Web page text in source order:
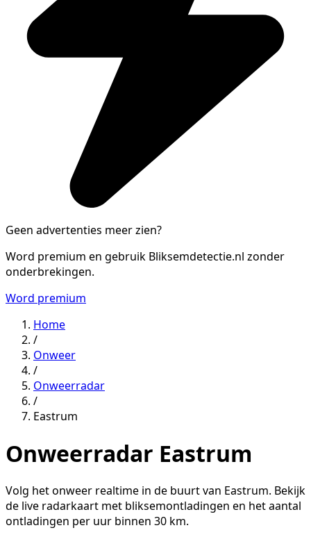
Geen advertenties meer zien?
Word premium en gebruik Bliksemdetectie.nl zonder
onderbrekingen.
Word premium
Home
/
Onweer
/
Onweerradar
/
Eastrum
Onweerradar Eastrum
Volg het onweer realtime in de buurt van Eastrum. Bekijk
de live radarkaart met bliksemontladingen en het aantal
ontladingen per uur binnen 30 km.